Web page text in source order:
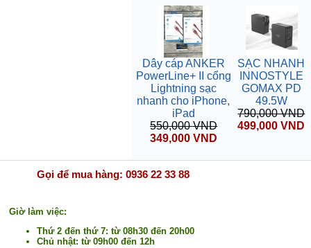
Dây cáp ANKER
PowerLine+ II cổng
Lightning sạc
nhanh cho iPhone,
iPad
550,000 VND
349,000 VND
SẠC NHANH
INNOSTYLE
GOMAX PD
49.5W
790,000 VND
499,000 VND
Gọi để mua hàng: 0936 22 33 88
Giờ làm việc:
Thứ 2 đến thứ 7: từ 08h30 đến 20h00
Chủ nhật: từ 09h00 đến 12h